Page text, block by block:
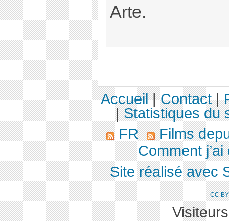
Arte.
Accueil|Contact|
|Statistiques du
FR
Films
Comment
Site réalisé avec
CC